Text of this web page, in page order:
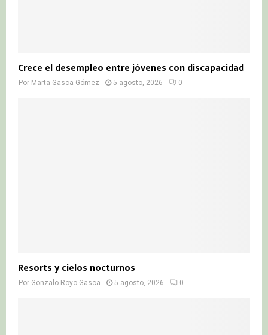
Crece el desempleo entre jóvenes con discapacidad
Por Marta Gasca Gómez 5 agosto, 2026 0
Resorts y cielos nocturnos
Por Gonzalo Royo Gasca 5 agosto, 2026 0